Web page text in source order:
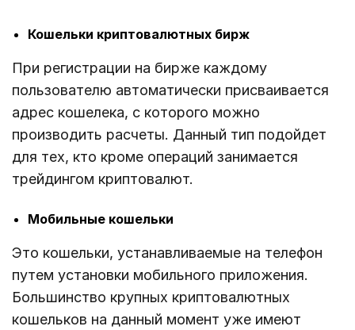
Кошельки криптовалютных бирж
При регистрации на бирже каждому
пользователю автоматически присваивается
адрес кошелека, с которого можно
производить расчеты. Данный тип подойдет
для тех, кто кроме операций занимается
трейдингом криптовалют.
Мобильные кошельки
Это кошельки, устанавливаемые на телефон
путем установки мобильного приложения.
Большинство крупных криптовалютных
кошельков на данный момент уже имеют